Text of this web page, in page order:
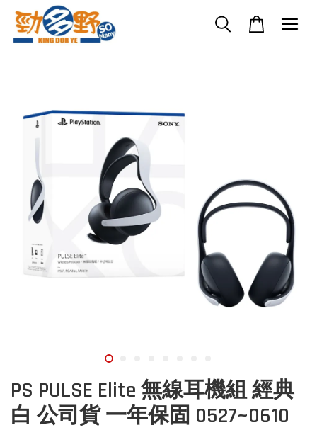
PS PULSE Elite 無線耳機組 經典
白 公司貨 一年保固 0527~0610